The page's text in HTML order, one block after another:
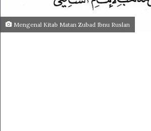
Mengenal Kitab Matan Zubad Ibnu Ruslan